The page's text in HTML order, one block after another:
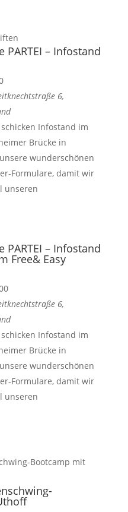
– Infostand
6,
Infostand im
Brücke in
wunderschönen
Formulare, damit wir
unseren
– Infostand
Free& Easy
6,
Infostand im
Brücke in
wunderschönen
Formulare, damit wir
unseren